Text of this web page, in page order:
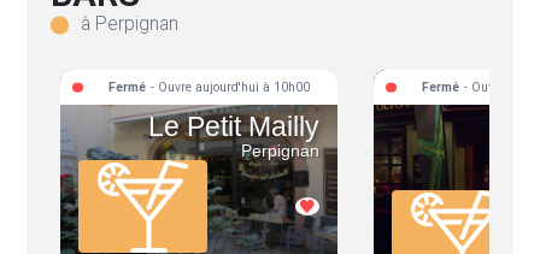
à Perpignan
Le Petit Mailly
Perpignan
Fermé - Ouvre aujourd'hui à 10h00 Fermé - Ouvre